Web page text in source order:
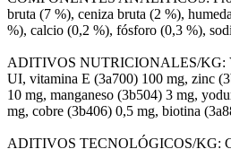
bruta (7 %), ceniza bruta (2 %),
%), calcio (0,2 %), fósforo (0,3 %),
ADITIVOS NUTRICIONALES/KG:
UI, vitamina E (3a700) 100 mg, zinc
10 mg, manganeso (3b504) 3 mg,
mg, cobre (3b406) 0,5 mg, biotina
ADITIVOS TECNOLÓGICOS/KG: